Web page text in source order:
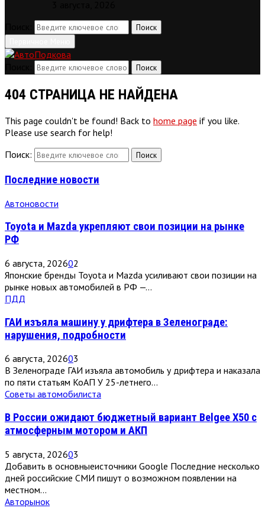
Поиск
Поиск
404 СТРАНИЦА НЕ НАЙДЕНА
This page couldn't be found! Back to home page if you like.
Please use search for help!
Поиск:
Поиск
Последние новости
Автоновости
Toyota и Mazda укрепляют свои позиции на рынке
РФ
6 августа, 202602
Японские бренды Toyota и Mazda усиливают свои позиции на
рынке новых автомобилей в РФ —...
ПДД
ГАИ изъяла машину у дрифтера в Зеленограде:
нарушения, подробности
6 августа, 202603
В Зеленограде ГАИ изъяла автомобиль у дрифтера и наказала
по пяти статьям КоАП У 25-летнего...
Советы автомобилиста
В России ожидают бюджетный вариант Belgee X50 с
атмосферным мотором и АКП
5 августа, 202603
Добавить в основныеисточники Google Последние несколько
дней российские СМИ пишут о возможном появлении на
местном...
Авторынок